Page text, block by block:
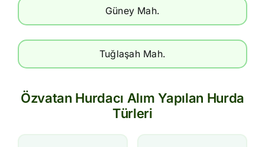
Güney Mah.
Tuğlaşah Mah.
Özvatan Hurdacı Alım Yapılan Hurda
Türleri